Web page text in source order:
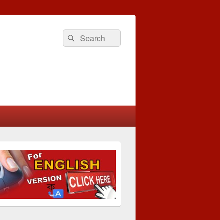
Search
for:
Search